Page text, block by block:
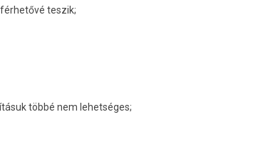
teszik;
többé nem lehetséges;